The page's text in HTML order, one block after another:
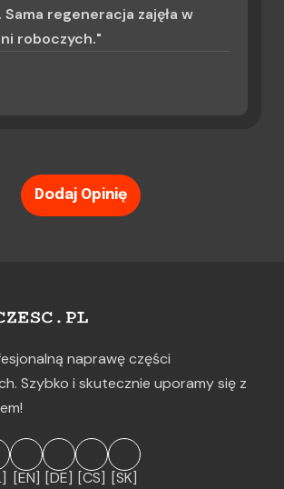
regeneracja zajęła w
roboczych."
Dodaj Opinię
naprawę części
Szybko i skutecznie uporamy się z
[EN] [DE] [CS] [SK]